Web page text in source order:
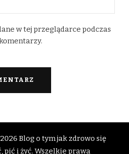
w tej przeglądarce podczas
Blog o tym jak zdrowo się
pić i żyć. Wszelkie prawa